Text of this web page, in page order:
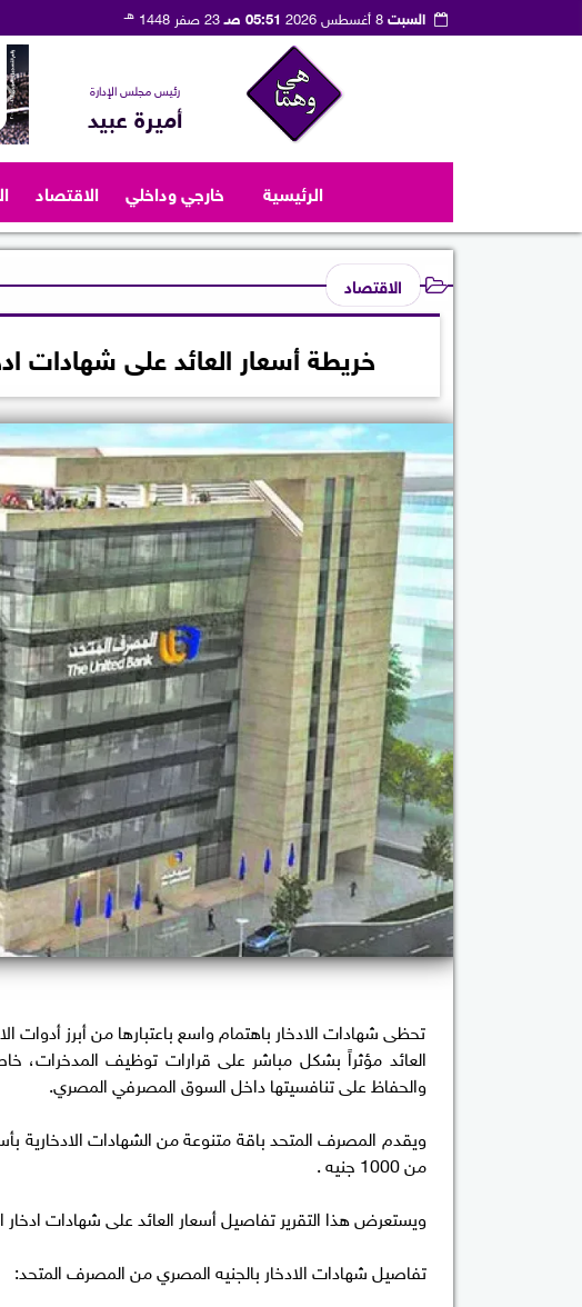
السبت8 أغسطس 2026 05:51 صـ 23 صفر 1448 هـ
رئيس مجلس الإدارة
أميرة عبيد
الرئيسية خارجي وداخلي الاقتصاد
الاقتصاد
خريطة أسعار العائد على شهادات
تحظى شهادات الادخار باهتمام واسع باعتبارها من أبرز أدوات
العائد مؤثراً بشكل مباشر على قرارات توظيف المدخرات،
والحفاظ على تنافسيتها داخل السوق المصرفي المصري.
من 1000 جنيه .
ويستعرض هذا التقرير تفاصيل أسعار العائد على شهادات
تفاصيل شهادات الادخار بالجنيه المصري من المصرف المتحد: